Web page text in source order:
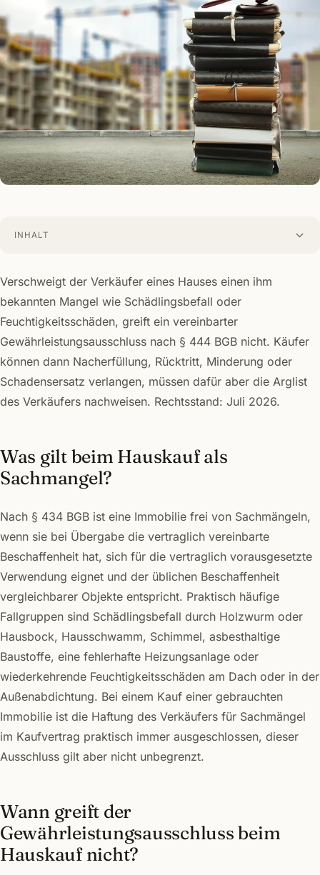
INHALT
Verschweigt der Verkäufer eines Hauses einen ihm
bekannten Mangel wie Schädlingsbefall oder
Feuchtigkeitsschäden, greift ein vereinbarter
Gewährleistungsausschluss nach § 444 BGB nicht. Käufer
können dann Nacherfüllung, Rücktritt, Minderung oder
Schadensersatz verlangen, müssen dafür aber die Arglist
des Verkäufers nachweisen. Rechtsstand: Juli 2026.
Was gilt beim Hauskauf als
Sachmangel?
Nach § 434 BGB ist eine Immobilie frei von Sachmängeln,
wenn sie bei Übergabe die vertraglich vereinbarte
Beschaffenheit hat, sich für die vertraglich vorausgesetzte
Verwendung eignet und der üblichen Beschaffenheit
vergleichbarer Objekte entspricht. Praktisch häufige
Fallgruppen sind Schädlingsbefall durch Holzwurm oder
Hausbock, Hausschwamm, Schimmel, asbesthaltige
Baustoffe, eine fehlerhafte Heizungsanlage oder
wiederkehrende Feuchtigkeitsschäden am Dach oder in der
Außenabdichtung. Bei einem Kauf einer gebrauchten
Immobilie ist die Haftung des Verkäufers für Sachmängel
im Kaufvertrag praktisch immer ausgeschlossen, dieser
Ausschluss gilt aber nicht unbegrenzt.
Wann greift der
Gewährleistungsausschluss beim
Hauskauf nicht?